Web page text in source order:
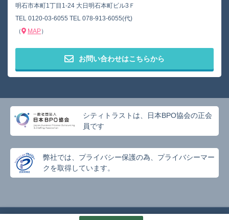
明石市本町1丁目1-24 大日明石本町ビル3Ｆ
TEL 0120-03-6055 TEL 078-913-6055(代)
（
MAP）
お問い合わせはこちらから
シティトラストは、日本BPO協会の正会
員です
弊社では、プライバシー保護の為、プライバシーマー
クを取得しています。